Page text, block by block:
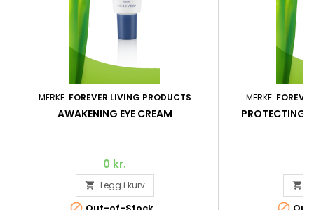
MERKE: FOREVER LIVING PRODUCTS
AWAKENING EYE CREAM
0 kr.
 Legg i kurv
MERKE:
PROTECTING
